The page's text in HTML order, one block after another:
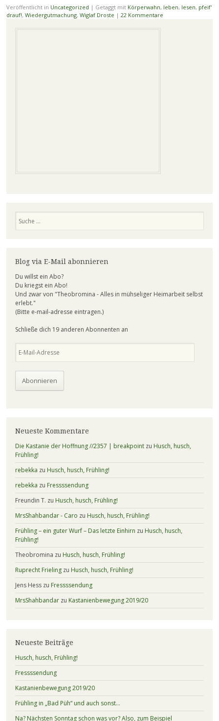
Veröffentlicht in Uncategorized | Getaggt mit Körperwahn, leben, lesen, pfeif'
drauf!, Wiedergutmachung, Wiglaf Droste | 22 Kommentare
Blog via E-Mail abonnieren
Du willst ein Abo?
Du kriegst ein Abo!
Und zwar von "Theobromina - Alles in mühseliger Heimarbeit selbst
erlebt."
(Bitte e-mail-adresse eintragen.)
Schließe dich 19 anderen Abonnenten an
Mail-
Adresse
Abonnieren
Neueste Kommentare
Die Kastanie der Hoffnung //2357 | breakpointzu Husch, husch,
Frühling!
rebekka zu Husch, husch, Frühling!
rebekka zu Fressssendung
Freundin T. zu Husch, husch, Frühling!
MrsShahbandar - Caro zu Husch, husch, Frühling!
Frühling – ein guter Wurf – Das letzte Einhirn zu Husch, husch,
Frühling!
Theobromina zu Husch, husch, Frühling!
Ruprecht Frielingzu Husch, husch, Frühling!
Jens Hesszu Fressssendung
MrsShahbandarzu Kastanienbewegung 2019/20
Neueste Beiträge
Husch, husch, Frühling!
Fressssendung
Kastanienbewegung 2019/20
Frühling in „Bad Püh“ und auch sonst…
Na? Nächsten Sonntag schon was vor? Also, zum Beispiel